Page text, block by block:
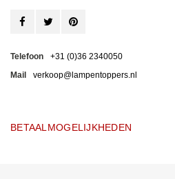
Telefoon
+31 (0)36 2340050
Mail
verkoop@lampentoppers.nl
BETAALMOGELIJKHEDEN